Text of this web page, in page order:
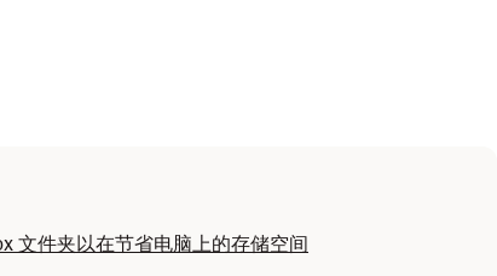
文件夹以在节省电脑上的存储空间